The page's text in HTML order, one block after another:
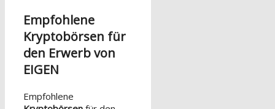
Empfohlene
Kryptobörsen für
den Erwerb von
EIGEN
Empfohlene